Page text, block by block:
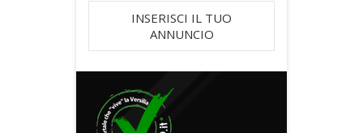
INSERISCI IL TUO
ANNUNCIO